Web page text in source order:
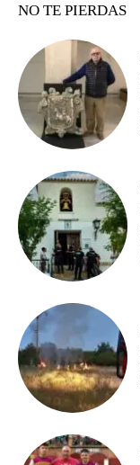
NO TE PIERDAS